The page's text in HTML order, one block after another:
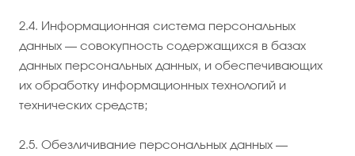
2.4. Информационная система персональных
данных — совокупность содержащихся в базах
данных персональных данных, и обеспечивающих
их обработку информационных технологий и
технических средств;
2.5. Обезличивание персональных данных —